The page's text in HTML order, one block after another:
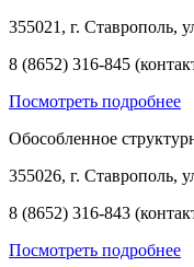
355021, г. Ставрополь,
8 (8652) 316-845
Посмотреть подробнее
Обособленное
355026, г. Ставрополь,
8 (8652) 316-843
Посмотреть подробнее